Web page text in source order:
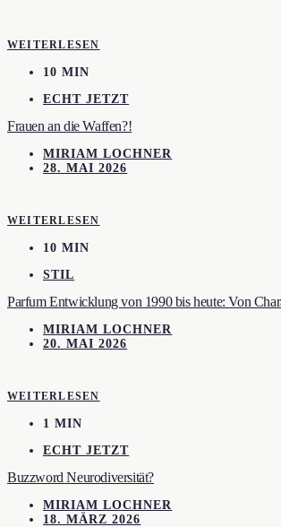
WEITERLESEN
10 MIN
ECHT JETZT
Frauen an die Waffen?!
MIRIAM LOCHNER
28. MAI 2026
WEITERLESEN
10 MIN
STIL
Parfum Entwicklung von 1990 bis heute: Von
MIRIAM LOCHNER
20. MAI 2026
WEITERLESEN
1 MIN
ECHT JETZT
Buzzword Neurodiversität?
MIRIAM LOCHNER
18. MÄRZ 2026